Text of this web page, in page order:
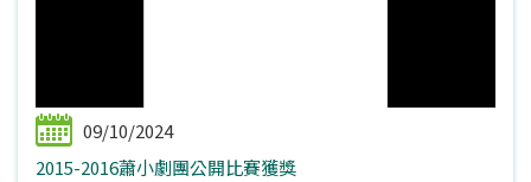
09/10/2024
2015-2016蕭小劇團公開比賽獲獎